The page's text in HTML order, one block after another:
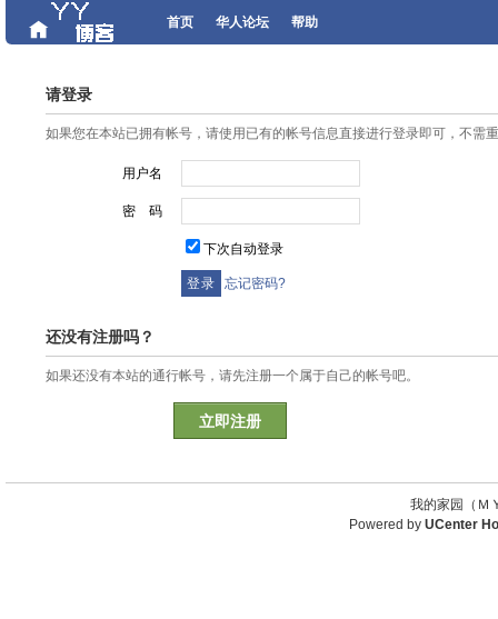
首页 华人论坛 帮助
请登录
如果您在本站已拥有帐号，请使用已有的帐号信息直接进行登录即可，不需
用户名
密 码
下次自动登录
忘记密码?
还没有注册吗？
如果还没有本站的通行帐号，请先注册一个属于自己的帐号吧。
立即注册
我的家园（
Powered by UCenter